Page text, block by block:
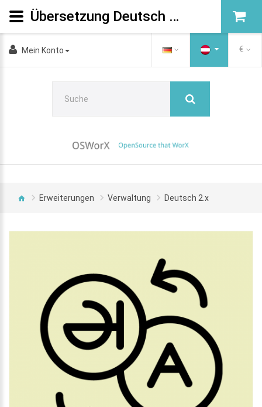
Mein Konto €
Erweiterungen Verwaltung Deutsch 2.x
Übersetzung Deutsch 2.x